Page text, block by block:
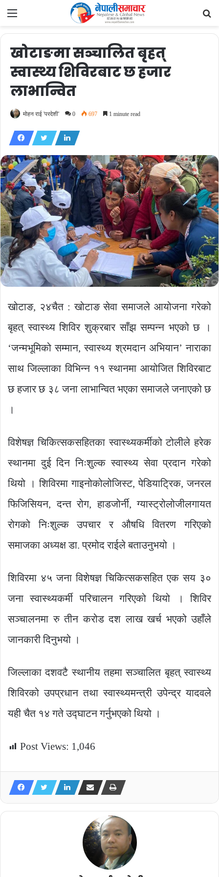
Menu
खोटाङमा सञ्चालित बृहत्
स्वास्थ्य शिविरबाट छ हजार
लाभान्वित
मोहन राई 'परदेशी' 0 697 1 minute read
खोटाङ, २४चैत : खोटाङ सेवा समाजले आयोजना गरेको
बृहत् स्वास्थ्य शिविर शुक्रबार साँझ सम्पन्न भएको छ ।
‘जन्मभूमिको सम्मान, स्वास्थ्य श्रमदान अभियान’ नाराका
साथ जिल्लाका विभिन्न ११ स्थानमा आयोजित शिविरबाट
छ हजार छ ३८ जना लाभान्वित भएका समाजले जनाएको छ
।
विशेषज्ञ चिकित्सकसहितका स्वास्थ्यकर्मीको टोलीले हरेक
स्थानमा दुई दिन निःशुल्क स्वास्थ्य सेवा प्रदान गरेको
थियो । शिविरमा गाइनोकोलोजिस्ट, पेडियाट्रिक, जनरल
फिजिसियन, दन्त रोग, हाडजोर्नी, ग्यास्ट्रोलोजीलगायत
रोगको निःशुल्क उपचार र औषधि वितरण गरिएको
समाजका अध्यक्ष डा. प्रमोद राईले बताउनुभयो ।
शिविरमा ४५ जना विशेषज्ञ चिकित्सकसहित एक सय ३०
जना स्वास्थ्यकर्मी परिचालन गरिएको थियो । शिविर
सञ्चालनमा रु तीन करोड दश लाख खर्च भएको उहाँले
जानकारी दिनुभयो ।
जिल्लाका दशवटै स्थानीय तहमा सञ्चालित बृहत् स्वास्थ्य
शिविरको उपप्रधान तथा स्वास्थ्यमन्त्री उपेन्द्र यादवले
यही चैत १४ गते उद्घाटन गर्नुभएको थियो ।
Post Views: 1,046